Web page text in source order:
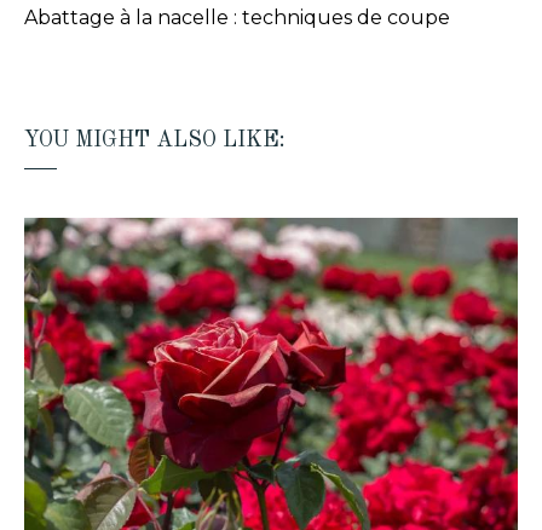
Abattage à la nacelle : techniques de coupe
YOU MIGHT ALSO LIKE: